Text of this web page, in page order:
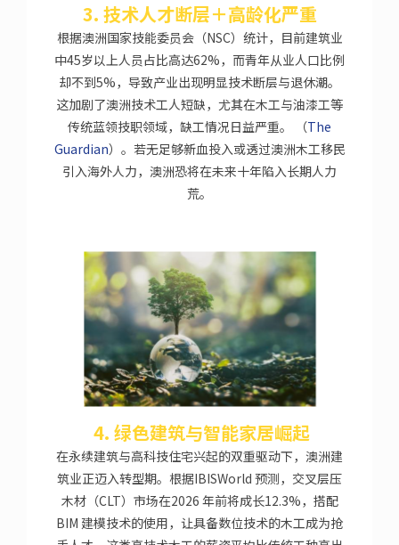
3. 技术人才断层＋高龄化严重
根据澳洲国家技能委员会（NSC）统计，目前建筑业
中45岁以上人员占比高达62%，而青年从业人口比例
却不到5%，导致产业出现明显技术断层与退休潮。
这加剧了澳洲技术工人短缺，尤其在木工与油漆工等
传统蓝领技职领域，缺工情况日益严重。 （The
Guardian）。若无足够新血投入或透过澳洲木工移民
引入海外人力，澳洲恐将在未来十年陷入长期人力
荒。
4. 绿色建筑与智能家居崛起
在永续建筑与高科技住宅兴起的双重驱动下，澳洲建
筑业正迈入转型期。根据IBISWorld 预测，交叉层压
木材（CLT）市场在2026 年前将成长12.3%，搭配
BIM 建模技术的使用，让具备数位技术的木工成为抢